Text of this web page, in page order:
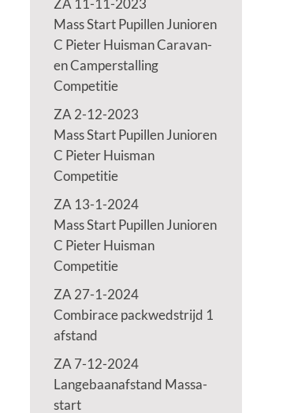
ZA 11-11-2023
Mass Start Pupillen Junioren
C Pieter Huisman Caravan-
en Camperstalling
Competitie
ZA 2-12-2023
Mass Start Pupillen Junioren
C Pieter Huisman
Competitie
ZA 13-1-2024
Mass Start Pupillen Junioren
C Pieter Huisman
Competitie
ZA 27-1-2024
Combirace packwedstrijd 1
afstand
ZA 7-12-2024
Langebaanafstand Massa-
start